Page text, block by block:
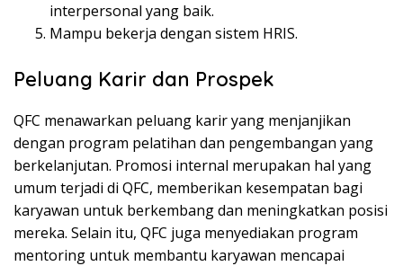
interpersonal yang baik.
Mampu bekerja dengan sistem HRIS.
Peluang Karir dan Prospek
QFC menawarkan peluang karir yang menjanjikan
dengan program pelatihan dan pengembangan yang
berkelanjutan. Promosi internal merupakan hal yang
umum terjadi di QFC, memberikan kesempatan bagi
karyawan untuk berkembang dan meningkatkan posisi
mereka. Selain itu, QFC juga menyediakan program
mentoring untuk membantu karyawan mencapai